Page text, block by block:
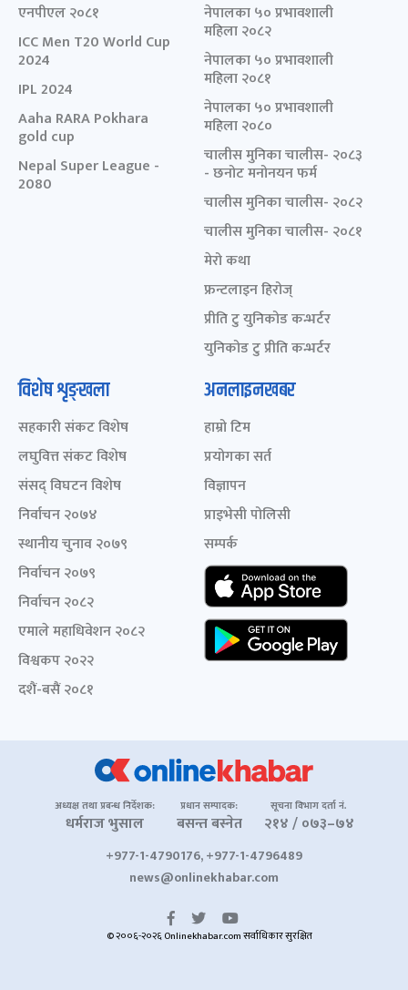
एनपीएल २०८१
ICC Men T20 World Cup
2024
IPL 2024
Aaha RARA Pokhara
gold cup
Nepal Super League -
2080
नेपालका ५० प्रभावशाली
महिला २०८२
नेपालका ५० प्रभावशाली
महिला २०८१
नेपालका ५० प्रभावशाली
महिला २०८०
चालीस मुनिका चालीस- २०८३
- छनोट मनोनयन फर्म
चालीस मुनिका चालीस- २०८२
चालीस मुनिका चालीस- २०८१
मेरो कथा
फ्रन्टलाइन हिरोज्
प्रीति टु युनिकोड कन्भर्टर
युनिकोड टु प्रीति कन्भर्टर
विशेष शृङ्खला
सहकारी संकट विशेष
लघुवित्त संकट विशेष
संसद् विघटन विशेष
निर्वाचन २०७४
स्थानीय चुनाव २०७९
निर्वाचन २०७९
निर्वाचन २०८२
एमाले महाधिवेशन २०८२
विश्वकप २०२२
दशैं-बसैं २०८१
अनलाइनखबर
हाम्रो टिम
प्रयोगका सर्त
विज्ञापन
प्राइभेसी पोलिसी
सम्पर्क
अध्यक्ष तथा प्रबन्ध निर्देशक:
धर्मराज भुसाल
प्रधान सम्पादक:
बसन्त बस्नेत
सूचना विभाग दर्ता नं.
२१४ / ०७३–७४
+977-1-4790176, +977-1-4796489
news@onlinekhabar.com
© २००६-२०२६ Onlinekhabar.com सर्वाधिकार सुरक्षित